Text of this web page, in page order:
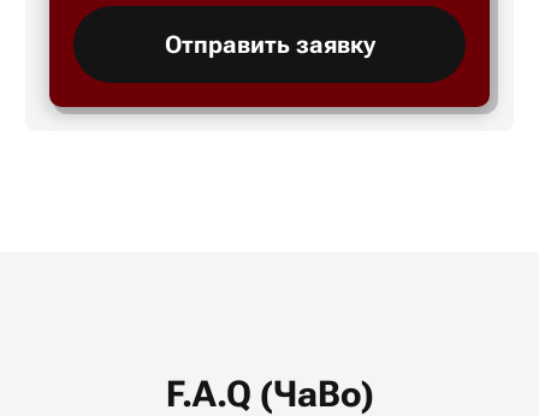
Отправить заявку
F.A.Q (ЧаВо)